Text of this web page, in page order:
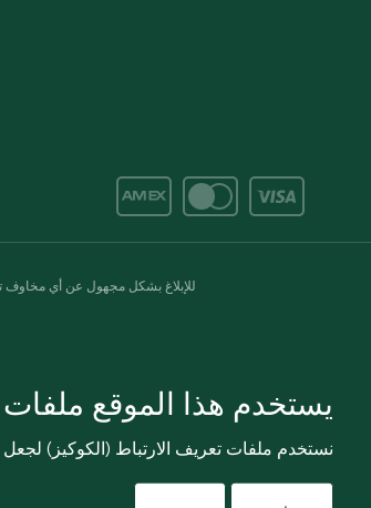
للإبلاغ بشكل مجهول عن أي مخاوف
يستخدم هذا الموقع ملفات
نستخدم ملفات تعريف الارتباط (الكوكيز)